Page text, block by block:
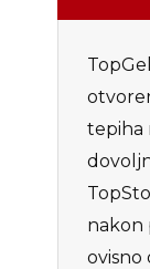
tepiha
nakon
ovisno